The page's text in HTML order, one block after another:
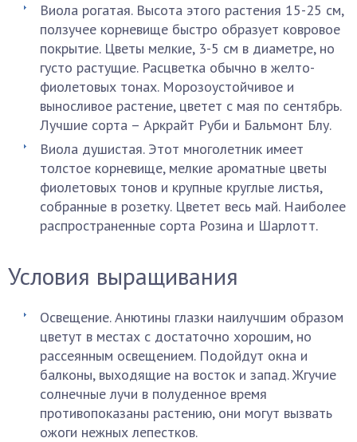
Виола рогатая. Высота этого растения 15-25 см,
ползучее корневище быстро образует ковровое
покрытие. Цветы мелкие, 3-5 см в диаметре, но
густо растущие. Расцветка обычно в желто-
фиолетовых тонах. Морозоустойчивое и
выносливое растение, цветет с мая по сентябрь.
Лучшие сорта – Аркрайт Руби и Бальмонт Блу.
Виола душистая. Этот многолетник имеет
толстое корневище, мелкие ароматные цветы
фиолетовых тонов и крупные круглые листья,
собранные в розетку. Цветет весь май. Наиболее
распространенные сорта Розина и Шарлотт.
Условия выращивания
Освещение. Анютины глазки наилучшим образом
цветут в местах с достаточно хорошим, но
рассеянным освещением. Подойдут окна и
балконы, выходящие на восток и запад. Жгучие
солнечные лучи в полуденное время
противопоказаны растению, они могут вызвать
ожоги нежных лепестков.